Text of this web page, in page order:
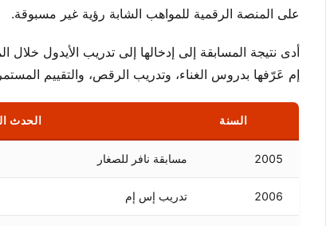
على المنصة الرقمية للمواهب الشابة رؤية غير مسبوقة.
أدى نتيجة المسابقة إلى إدخالها إلى تدريب الأيدول
إم عَرّفها بدروس الغناء، وتدريب الرقص، والتقييم
السنة الحدث
2005 مسابقة نافر للصغار
2006 تدريب إس إم